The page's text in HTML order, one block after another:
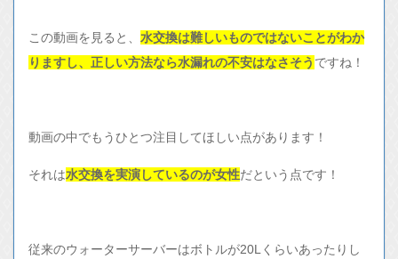
この動画を見ると、 水交換は難しいものではないことがわか
りますし、正しい方法なら水漏れの不安はなさそう ですね！
動画の中でもうひとつ注目してほしい点があります！
それは水交換を実演しているのが女性だという点です！
従来のウォーターサーバーはボトルが20Lくらいあったりし